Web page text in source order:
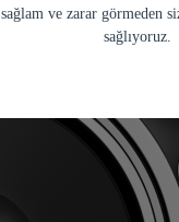
sağlam ve zarar görmeden
sağlıyoruz.